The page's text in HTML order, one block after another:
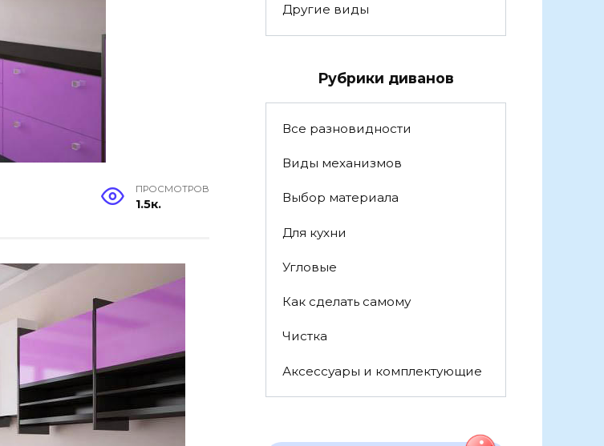
ПРОСМОТРОВ
1.5к.
Другие виды
Рубрики диванов
Все разновидности
Виды механизмов
Выбор материала
Для кухни
Угловые
Как сделать самому
Чистка
Аксессуары и комплектующие